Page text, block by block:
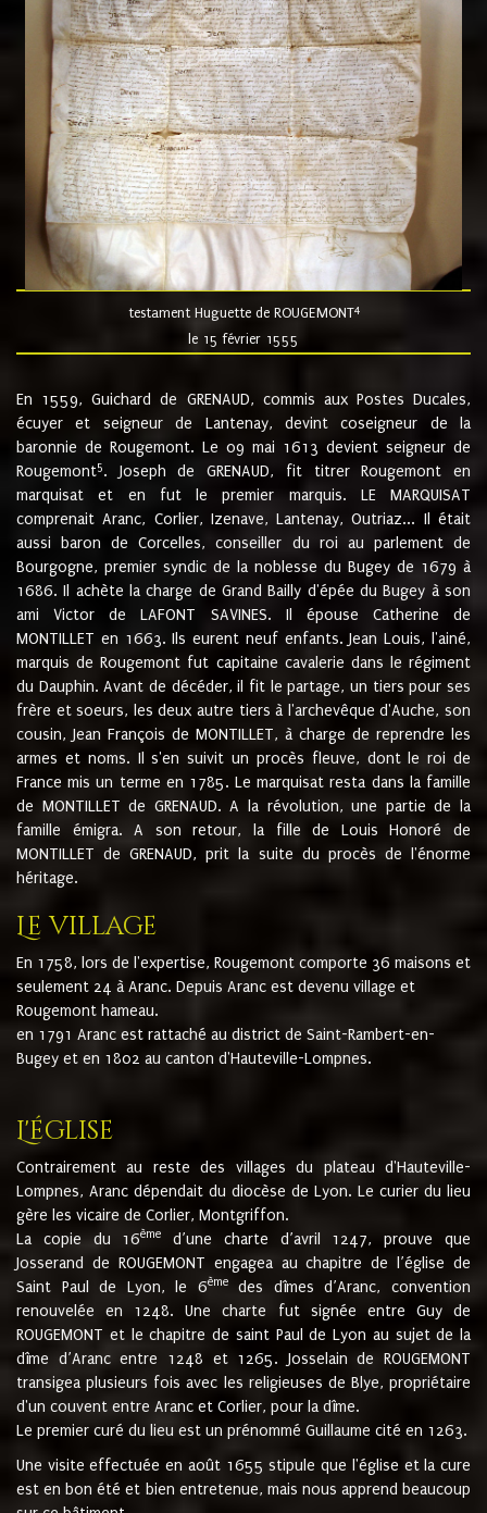
testament Huguette de ROUGEMONT4
le 15 février 1555
En 1559, Guichard de GRENAUD, commis aux Postes Ducales,
écuyer et seigneur de Lantenay, devint coseigneur de la
baronnie de Rougemont. Le 09 mai 1613 devient seigneur de
Rougemont5. Joseph de GRENAUD, fit titrer Rougemont en
marquisat et en fut le premier marquis. LE MARQUISAT
comprenait Aranc, Corlier, Izenave, Lantenay, Outriaz... Il était
aussi baron de Corcelles, conseiller du roi au parlement de
Bourgogne, premier syndic de la noblesse du Bugey de 1679 à
1686. Il achète la charge de Grand Bailly d'épée du Bugey à son
ami Victor de LAFONT SAVINES. Il épouse Catherine de
MONTILLET en 1663. Ils eurent neuf enfants. Jean Louis, l'ainé,
marquis de Rougemont fut capitaine cavalerie dans le régiment
du Dauphin. Avant de décéder, il fit le partage, un tiers pour ses
frère et soeurs, les deux autre tiers à l'archevêque d'Auche, son
cousin, Jean François de MONTILLET, à charge de reprendre les
armes et noms. Il s'en suivit un procès fleuve, dont le roi de
France mis un terme en 1785. Le marquisat resta dans la famille
de MONTILLET de GRENAUD. A la révolution, une partie de la
famille émigra. A son retour, la fille de Louis Honoré de
MONTILLET de GRENAUD, prit la suite du procès de l'énorme
héritage.
Le village
En 1758, lors de l'expertise, Rougemont comporte 36 maisons et
seulement 24 à Aranc. Depuis Aranc est devenu village et
Rougemont hameau.
en 1791 Aranc est rattaché au district de Saint-Rambert-en-
Bugey et en 1802 au canton d'Hauteville-Lompnes.
L'église
Contrairement au reste des villages du plateau d'Hauteville-
Lompnes, Aranc dépendait du diocèse de Lyon. Le curier du lieu
gère les vicaire de Corlier, Montgriffon.
La copie du 16ème
d’une charte d’avril 1247, prouve que
Josserand de ROUGEMONT engagea au chapitre de l’église de
Saint Paul de Lyon, le 6èmedes dîmes d’Aranc, convention
renouvelée en 1248. Une charte fut signée entre Guy de
ROUGEMONT et le chapitre de saint Paul de Lyon au sujet de la
dîme d’Aranc entre 1248 et 1265. Josselain de ROUGEMONT
transigea plusieurs fois avec les religieuses de Blye, propriétaire
d'un couvent entre Aranc et Corlier, pour la dîme.
Le premier curé du lieu est un prénommé Guillaume cité en 1263.
Une visite effectuée en août 1655 stipule que l'église et la cure
est en bon été et bien entretenue, mais nous apprend beaucoup